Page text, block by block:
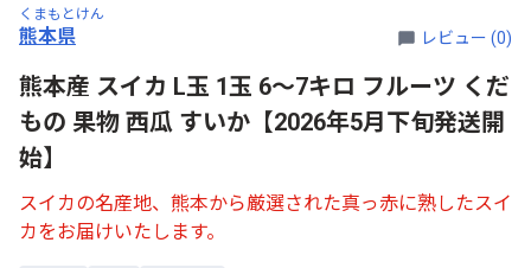
くまもとけん
熊本県 レビュー (0)
熊本産 スイカ L玉 1玉 6～7キロ フルーツ くだ
もの 果物 西瓜 すいか【2026年5月下旬発送開
始】
スイカの名産地、熊本から厳選された真っ赤に熟したスイ
カをお届けいたします。